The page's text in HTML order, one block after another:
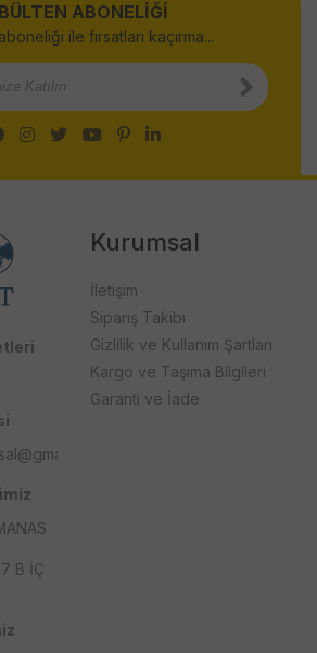
ABONELİĞİ
ile fırsatları kaçırma...
B İÇ
Kurumsal
İletişim
Sipariş Takibi
Gizlilik ve Kullanım Şartları
Kargo ve Taşıma Bilgileri
Garanti ve İade